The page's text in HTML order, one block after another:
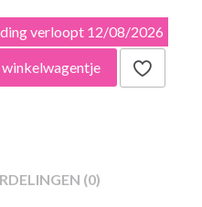
verloopt 12/08/2026
winkelwagentje
(0)